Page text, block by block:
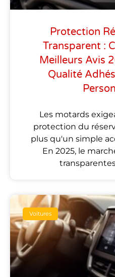
Protection
Transparent :
Meilleurs Avis
Qualité
Les motards
protection du
plus qu'un simple
En 2025, le
Voitures